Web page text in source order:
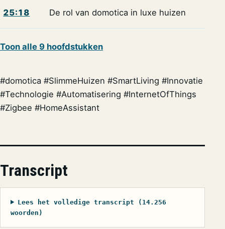
25:18 De rol van domotica in luxe huizen
Toon alle 9 hoofdstukken
#domotica #SlimmeHuizen #SmartLiving #Innovatie
#Technologie #Automatisering #InternetOfThings
#Zigbee #HomeAssistant
Transcript
Lees het volledige transcript (14.256
woorden)